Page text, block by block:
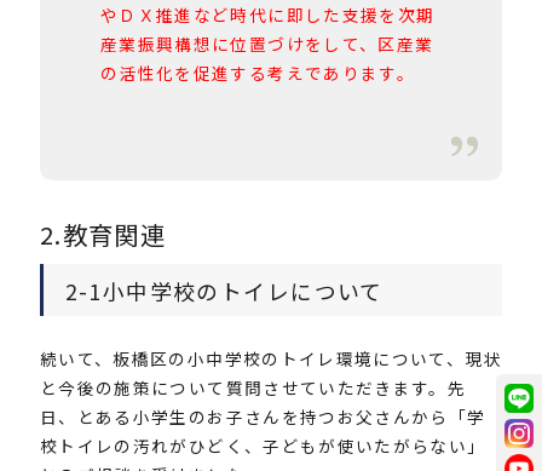
やＤＸ推進など時代に即した支援を次期
産業振興構想に位置づけをして、区産業
の活性化を促進する考えであります。
2.教育関連
2-1小中学校のトイレについて
続いて、板橋区の小中学校のトイレ環境について、現状
と今後の施策について質問させていただきます。先
日、とある小学生のお子さんを持つお父さんから「学
校トイレの汚れがひどく、子どもが使いたがらない」